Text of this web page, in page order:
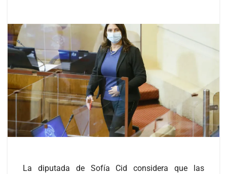
La diputada de Sofía Cid considera que las